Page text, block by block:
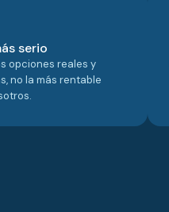
serio
opciones reales y
no la más rentable